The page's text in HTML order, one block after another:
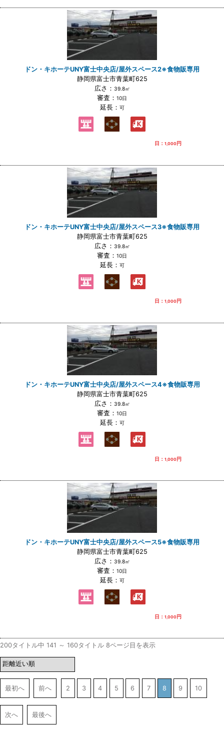
ドン・キホーテUNY富士中央店/屋外スペース2※食物販専用
静岡県富士市青葉町625
広さ： 39.8㎡
審査： 10日
延長： 可
日： 1,000 円
ドン・キホーテUNY富士中央店/屋外スペース3※食物販専用
静岡県富士市青葉町625
広さ： 39.8㎡
審査： 10日
延長： 可
日： 1,000 円
ドン・キホーテUNY富士中央店/屋外スペース4※食物販専用
静岡県富士市青葉町625
広さ： 39.8㎡
審査： 10日
延長： 可
日： 1,000円
ドン・キホーテUNY富士中央店/屋外スペース5※食物販専用
静岡県富士市青葉町625
広さ： 39.8㎡
審査： 10日
延長： 可
日： 1,000円
200タイトル中 141 ～ 160タイトル 8ページ目を表示
最初へ 前へ 2 3 4 5 6 7 8 9 10
次へ 最後へ